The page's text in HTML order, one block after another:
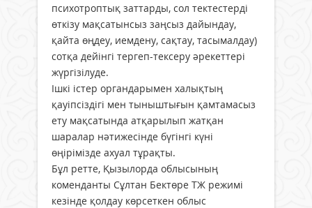
психотроптық заттарды, сол тектестерді
өткізу мақсатынсыз заңсыз дайындау,
қайта өңдеу, иемдену, сақтау, тасымалдау)
сотқа дейінгі тергеп-тексеру әрекеттері
жүргізілуде.
Ішкі істер органдарымен халықтың
қауіпсіздігі мен тыныштығын қамтамасыз
ету мақсатында атқарылып жатқан
шаралар нәтижесінде бүгінгі күні
өңірімізде ахуал тұрақты.
Бұл ретте, Қызылорда облысының
коменданты Сұлтан Бектөре ТЖ режимі
кезінде қолдау көрсеткен облыс